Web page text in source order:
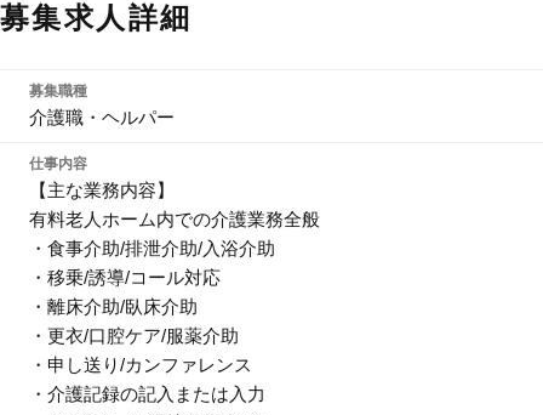
募集求人詳細
募集職種
介護職・ヘルパー
仕事内容
【主な業務内容】
有料老人ホーム内での介護業務全般
・食事介助/排泄介助/入浴介助
・移乗/誘導/コール対応
・離床介助/臥床介助
・更衣/口腔ケア/服薬介助
・申し送り/カンファレンス
・介護記録の記入または入力